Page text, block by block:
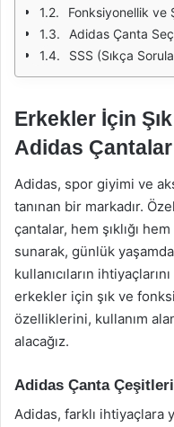
Fonksiyonellik ve
Adidas Çanta
SSS (Sıkça
Erkekler İçin
Adidas Çantalar
Adidas, spor giyimi ve
tanınan bir markadır.
çantalar, hem şıklığı
sunarak, günlük
kullanıcıların
erkekler için şık ve
özelliklerini, kullanım
alacağız.
Adidas Çanta Çeşitleri
Adidas, farklı ihtiyaçlara